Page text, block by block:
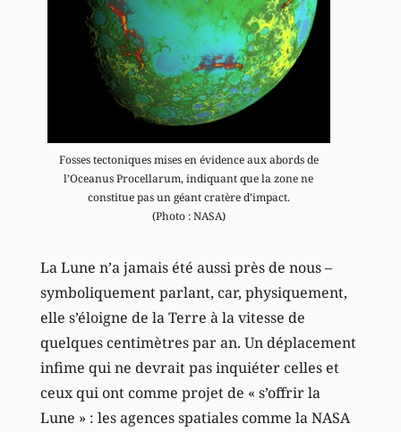
Fosses tectoniques mises en évidence aux abords de
l’Oceanus Procellarum, indiquant que la zone ne
constitue pas un géant cratère d’impact.
(Photo : NASA)
La Lune n’a jamais été aussi près de nous –
symboliquement parlant, car, physiquement,
elle s’éloigne de la Terre à la vitesse de
quelques centimètres par an. Un déplacement
infime qui ne devrait pas inquiéter celles et
ceux qui ont comme projet de « s’offrir la
Lune » : les agences spatiales comme la NASA